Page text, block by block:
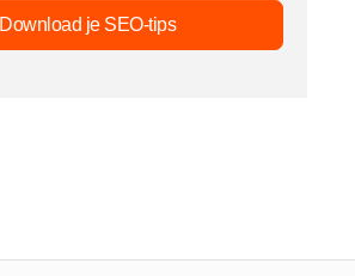
Download je SEO-tips